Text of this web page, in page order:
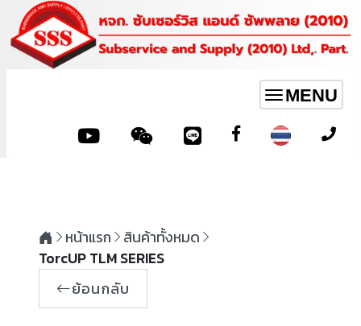
Toggle
navigation
MENU
หน้าแรก
สินค้าทั้งหมด
TorcUP TLM SERIES
ย้อนกลับ